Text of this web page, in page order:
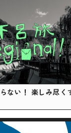
み尽くす下呂